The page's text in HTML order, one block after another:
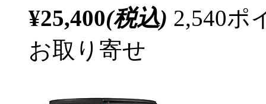
¥25,400(税込) 2,540ポ
お取り寄せ